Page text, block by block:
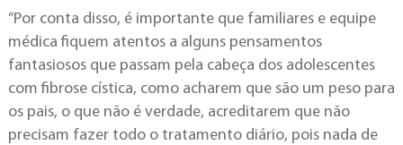
“Por conta disso, é importante que familiares e equipe
médica fiquem atentos a alguns pensamentos
fantasiosos que passam pela cabeça dos adolescentes
com fibrose cística, como acharem que são um peso para
os pais, o que não é verdade, acreditarem que não
precisam fazer todo o tratamento diário, pois nada de